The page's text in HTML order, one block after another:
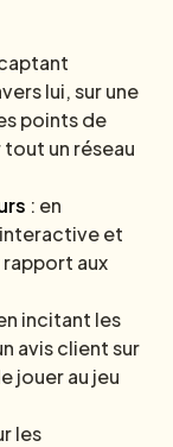
lui, sur une
points de
un réseau
: en
et
aux
incitant les
avis client sur
jouer au jeu
les